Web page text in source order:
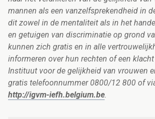
mannen als een vanzelfsprekendheid in
dit zowel in de mentaliteit als in het
en getuigen van discriminatie op grond
kunnen zich gratis en in alle
informeren over hun rechten of een
Instituut voor de gelijkheid van vrouwen
gratis telefoonnummer 0800/12 800 of
http://igvm-iefh.belgium.be.